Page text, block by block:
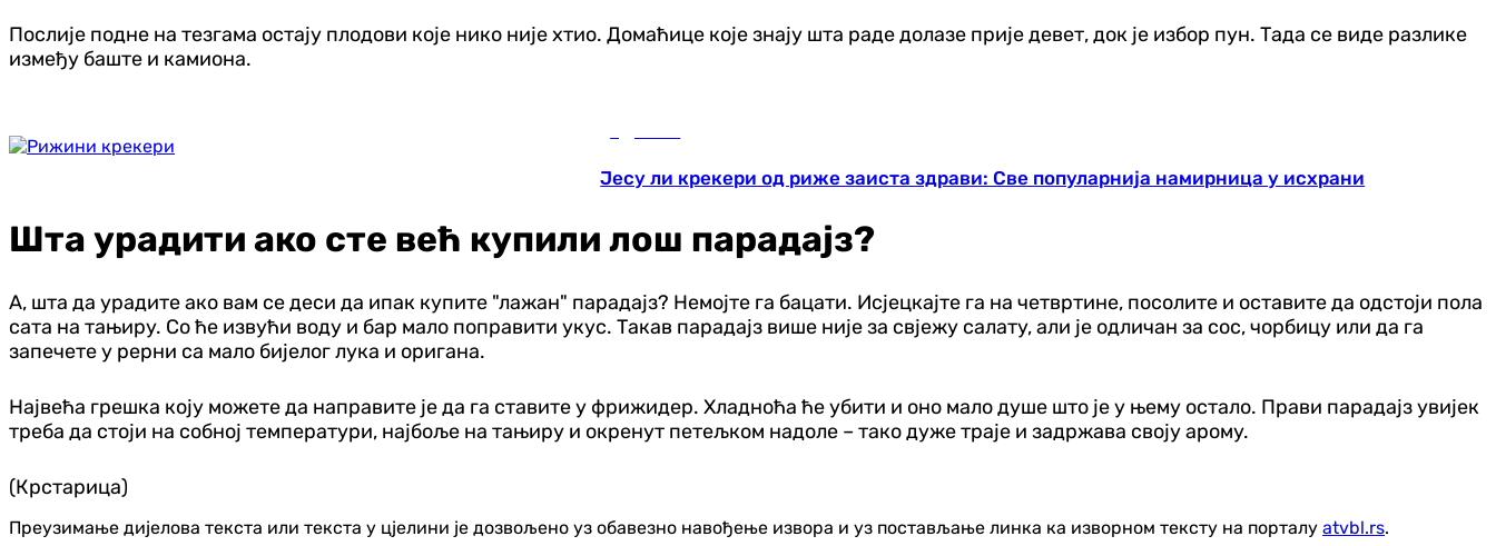
Послије подне на тезгама остају плодови које нико није хтио. Домаћице које знају шта раде долазе прије девет, док је избор пун. Тада се виде разлике
између баште и камиона.
Јесу ли крекери од риже заиста здрави: Све популарнија намирница у исхрани
Шта урадити ако сте већ купили лош парадајз?
А, шта да урадите ако вам се деси да ипак купите "лажан" парадајз? Немојте га бацати. Исјецкајте га на четвртине, посолите и оставите да одстоји пола
сата на тањиру. Со ће извући воду и бар мало поправити укус. Такав парадајз више није за свјежу салату, али је одличан за сос, чорбицу или да га
запечете у рерни са мало бијелог лука и оригана.
Највећа грешка коју можете да направите је да га ставите у фрижидер. Хладноћа ће убити и оно мало душе што је у њему остало. Прави парадајз увијек
треба да стоји на собној температури, најбоље на тањиру и окренут петељком надоле – тако дуже траје и задржава своју арому.
(Крстарица)
Преузимање дијелова текста или текста у цјелини је дозвољено уз обавезно навођење извора и уз постављање линка ка изворном тексту на порталу atvbl.rs.